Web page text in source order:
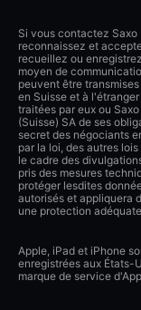
Si vous contactez
reconnaissez et
recueillez ou
moyen de
peuvent être
en Suisse et à
traitées par eux ou
(Suisse) SA de ses
secret des négociants
par la loi, des autres
le cadre des
pris des mesures
protéger lesdites
autorisés et appliquera
une protection
Apple, iPad et iPhone
enregistrées aux États-
marque de service